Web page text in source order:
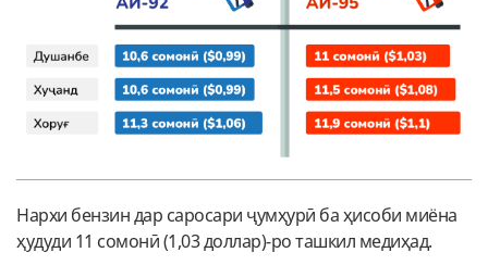
Нархи бензин дар саросари ҷумҳурӣ ба ҳисоби миёна
ҳудуди 11 сомонӣ (1,03 доллар)-ро ташкил медиҳад.